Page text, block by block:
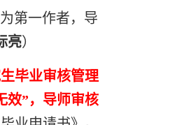
为第一作者，导
亮）
毕业审核管理
效”，导师审核